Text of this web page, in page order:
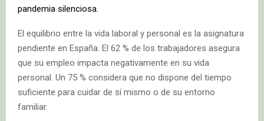
pandemia silenciosa.
El equilibrio entre la vida laboral y personal es la asignatura
pendiente en España. El 62 % de los trabajadores asegura
que su empleo impacta negativamente en su vida
personal. Un 75 % considera que no dispone del tiempo
suficiente para cuidar de sí mismo o de su entorno
familiar.